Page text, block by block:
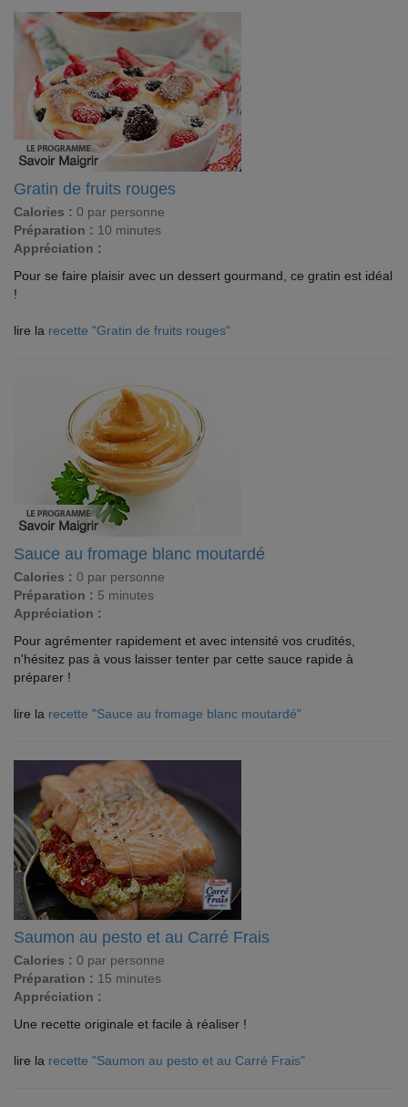
Gratin de fruits rouges
Calories : 0 par personne
Préparation : 10 minutes
Appréciation :
Pour se faire plaisir avec un dessert gourmand, ce gratin est idéal
!
lire la recette "Gratin de fruits rouges"
Sauce au fromage blanc moutardé
Calories : 0 par personne
Préparation : 5 minutes
Appréciation :
Pour agrémenter rapidement et avec intensité vos crudités,
n'hésitez pas à vous laisser tenter par cette sauce rapide à
préparer !
lire la recette "Sauce au fromage blanc moutardé"
Saumon au pesto et au Carré Frais
Calories : 0 par personne
Préparation : 15 minutes
Appréciation :
Une recette originale et facile à réaliser !
lire la recette "Saumon au pesto et au Carré Frais"